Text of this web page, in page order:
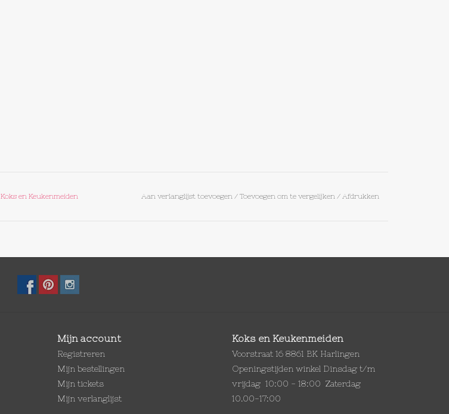
Koks en Keukenmeiden Aan verlanglijst toevoegen / Toevoegen om te vergelijken / Afdrukken
Mijn account
Registreren
Mijn bestellingen
Mijn tickets
Mijn verlanglijst
Koks en Keukenmeiden
Voorstraat 16 8861 BK Harlingen
Openingstijden winkel Dinsdag t/m
vrijdag 10:00 - 18:00 Zaterdag
10.00-17:00